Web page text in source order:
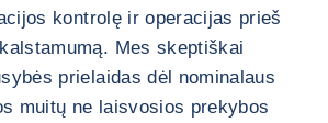
kontrolę ir operacijas prieš
Mes skeptiškai
prielaidas dėl nominalaus
muitų ne laisvosios prekybos